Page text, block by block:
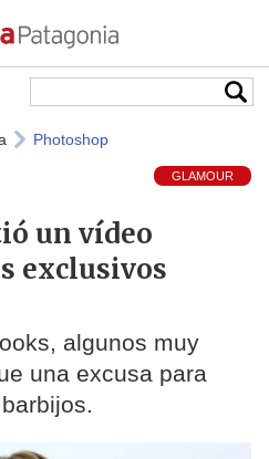
Photoshop
GLAMOUR
un vídeo
exclusivos
algunos muy
una excusa para